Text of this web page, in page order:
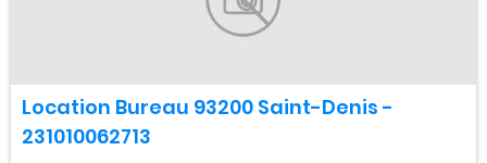
Location Bureau 93200 Saint-Denis -
231010062713